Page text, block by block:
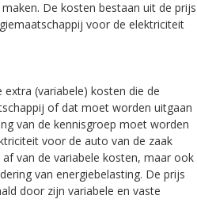
De kosten bestaan uit de prijs
voor de elektriciteit
(variabele) kosten die de
of dat moet worden uitgaan
van de kennisgroep moet worden
voor de auto van de zaak
van de variabele kosten, maar ook
van energiebelasting. De prijs
door zijn variabele en vaste